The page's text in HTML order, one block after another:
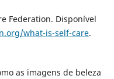
Federation. Disponível
what-is-self-care.
as imagens de beleza